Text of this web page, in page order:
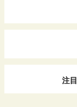
注